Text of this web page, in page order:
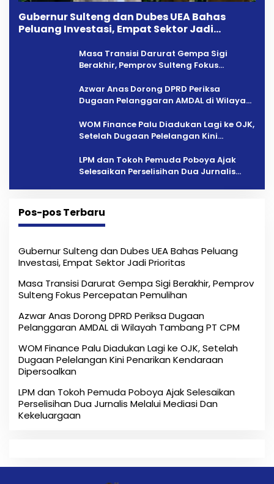
Gubernur Sulteng dan Dubes UEA Bahas
Peluang Investasi, Empat Sektor Jadi
Masa Transisi Darurat Gempa Sigi
Berakhir, Pemprov Sulteng Fokus
Azwar Anas Dorong DPRD Periksa
Dugaan Pelanggaran AMDAL di Wilayah
‎WOM Finance Palu Diadukan Lagi ke OJK,
Setelah Dugaan Pelelangan Kini
LPM dan Tokoh Pemuda Poboya Ajak
Selesaikan Perselisihan Dua Jurnalis
Pos-pos Terbaru
Gubernur Sulteng dan Dubes UEA Bahas Peluang
Investasi, Empat Sektor Jadi Prioritas
Masa Transisi Darurat Gempa Sigi Berakhir, Pemprov
Sulteng Fokus Percepatan Pemulihan
Azwar Anas Dorong DPRD Periksa Dugaan
Pelanggaran AMDAL di Wilayah Tambang PT CPM
‎WOM Finance Palu Diadukan Lagi ke OJK, Setelah
Dugaan Pelelangan Kini Penarikan Kendaraan
Dipersoalkan ‎
LPM dan Tokoh Pemuda Poboya Ajak Selesaikan
Perselisihan Dua Jurnalis Melalui Mediasi Dan
Kekeluargaan